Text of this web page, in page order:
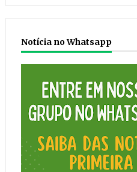
Notícia no Whatsapp